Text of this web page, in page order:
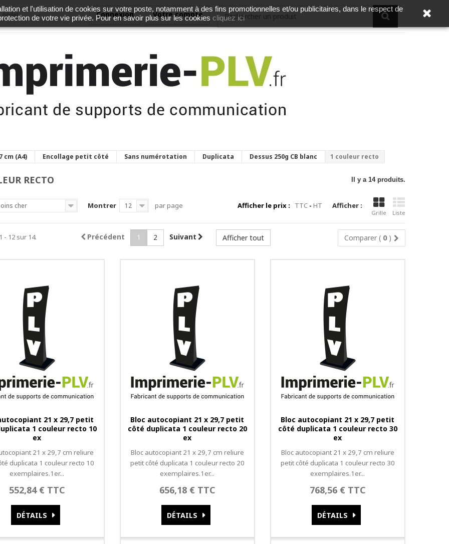
Votre compte
Connexion
(vide)
cm (A4) Encollage petit côté Sans numérotation Duplicata Dessus 250g CB blanc 1 couleur recto
RECTO Il y a 14 produits.
Afficher :
Grille Liste
cher Afficher le prix : TTC - HT
Montrer 12 par page
Comparer ( 0 )
Afficher tout
Précédent 1 2 Suivant
- 12 sur 14.
21 x 29,7 petit
1 couleur recto 10
ex
21 x 29,7 cm reliure
duplicata 1 couleur recto 10
exemplaires.1er...
552,84 € TTC
DÉTAILS
Bloc autocopiant 21 x 29,7 petit
côté duplicata 1 couleur recto 20
ex
Bloc autocopiant 21 x 29,7 cm reliure
petit côté duplicata 1 couleur recto 20
exemplaires.1er...
656,18 € TTC
DÉTAILS
Bloc autocopiant 21 x 29,7 petit
côté duplicata 1 couleur recto 30
ex
Bloc autocopiant 21 x 29,7 cm reliure
petit côté duplicata 1 couleur recto 30
exemplaires.1er...
768,56 € TTC
DÉTAILS
et l'utilisation de cookies sur votre poste, notamment à des fins promotionnelles et/ou publicitaires, dans le respect de
de votre vie privée. Pour en savoir plus sur les cookies cliquez ici